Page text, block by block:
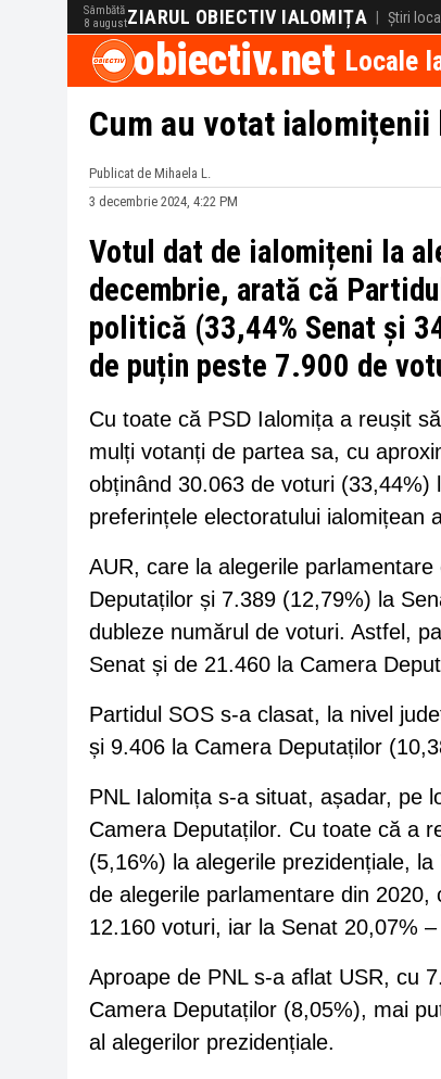
Sâmbătă
8 augustZIARUL OBIECTIV IALOMIȚA | Știri
obiectiv.net Locale
Cum au votat
Publicat de Mihaela L.
3 decembrie 2024, 4:22 PM
Votul dat de ialomițeni la
decembrie, arată că
politică (33,44% Senat și
de puțin peste 7.900 de
Cu toate că PSD Ialomița a reușit
mulți votanți de partea sa, cu
obținând 30.063 de voturi (33,44%)
preferințele electoratului ialomițean
AUR, care la alegerile
Deputaților și 7.389 (12,79%) la
dubleze numărul de voturi. Astfel,
Senat și de 21.460 la Camera
Partidul SOS s-a clasat, la nivel
și 9.406 la Camera Deputaților
PNL Ialomița s-a situat, așadar, pe
Camera Deputaților. Cu toate că a
(5,16%) la alegerile prezidențiale,
de alegerile parlamentare din
12.160 voturi, iar la Senat 20,07%
Aproape de PNL s-a aflat USR, cu
Camera Deputaților (8,05%), mai
al alegerilor prezidențiale.